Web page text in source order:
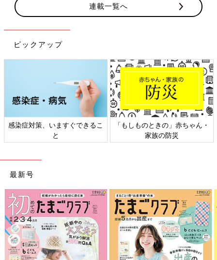
連載一覧へ
ピックアップ
感染症対策、いますぐできるこ
と
「もしものときの」赤ちゃん・
家族の防災
最新号